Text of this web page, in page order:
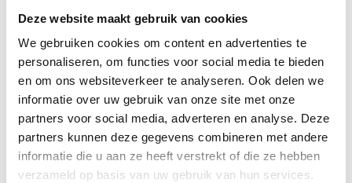
Deze website maakt gebruik van cookies
We gebruiken cookies om content en advertenties te
personaliseren, om functies voor social media te bieden
en om ons websiteverkeer te analyseren. Ook delen we
informatie over uw gebruik van onze site met onze
partners voor social media, adverteren en analyse. Deze
partners kunnen deze gegevens combineren met andere
informatie die u aan ze heeft verstrekt of die ze hebben
verzameld op basis van uw gebruik van hun services.
delen delen! Via WhatsApp, Facebook, Twitter, LinkedIn, alles!
3
Vraag anderen jouw bus te delen